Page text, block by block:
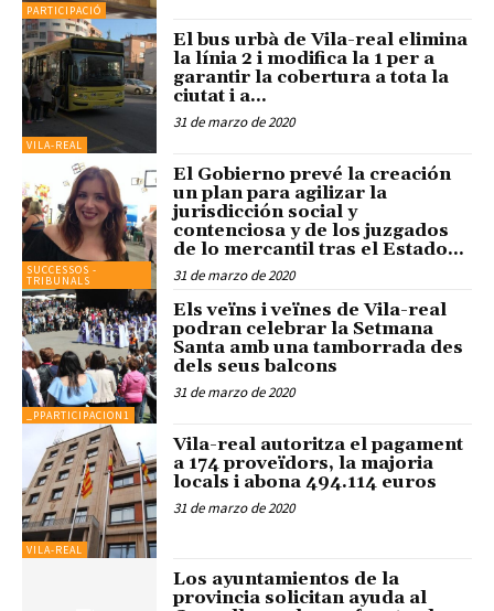
PARTICIPACIÓ
VILA-REAL
El bus urbà de Vila-real elimina
la línia 2 i modifica la 1 per a
garantir la cobertura a tota la
ciutat i a...
31 de marzo de 2020
SUCCESSOS -
TRIBUNALS
El Gobierno prevé la creación
un plan para agilizar la
jurisdicción social y
contenciosa y de los juzgados
de lo mercantil tras el Estado...
31 de marzo de 2020
_PPARTICIPACION1
Els veïns i veïnes de Vila-real
podran celebrar la Setmana
Santa amb una tamborrada des
dels seus balcons
31 de marzo de 2020
VILA-REAL
Vila-real autoritza el pagament
a 174 proveïdors, la majoria
locals i abona 494.114 euros
31 de marzo de 2020
Los ayuntamientos de la
provincia solicitan ayuda al